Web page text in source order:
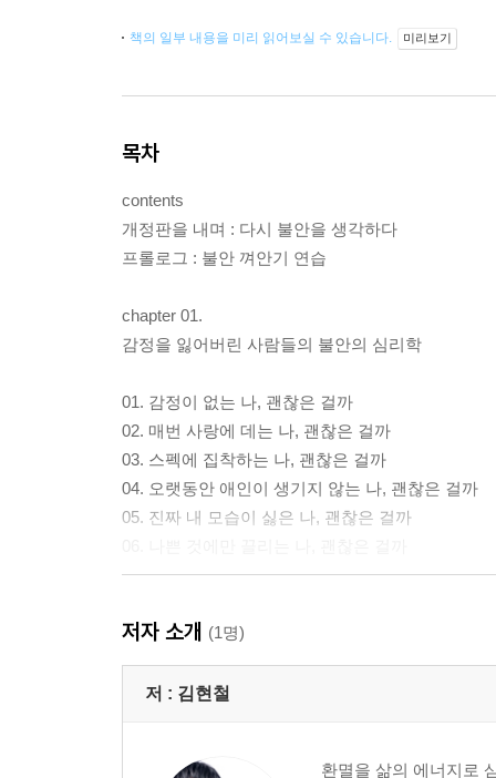
책의 일부 내용을 미리 읽어보실 수 있습니다. 미리보기
목차
contents
개정판을 내며 : 다시 불안을 생각하다
프롤로그 : 불안 껴안기 연습
chapter 01.
감정을 잃어버린 사람들의 불안의 심리학
01. 감정이 없는 나, 괜찮은 걸까
02. 매번 사랑에 데는 나, 괜찮은 걸까
03. 스펙에 집착하는 나, 괜찮은 걸까
04. 오랫동안 애인이 생기지 않는 나, 괜찮은 걸까
05. 진짜 내 모습이 싫은 나, 괜찮은 걸까
감정에 서툰 사람들의 불안의 심리학
01. 친구를 경계하는 나, 괜찮은 걸까
저자 소개 (1명)
저 : 김현철
환멸을 삶의 에너지로